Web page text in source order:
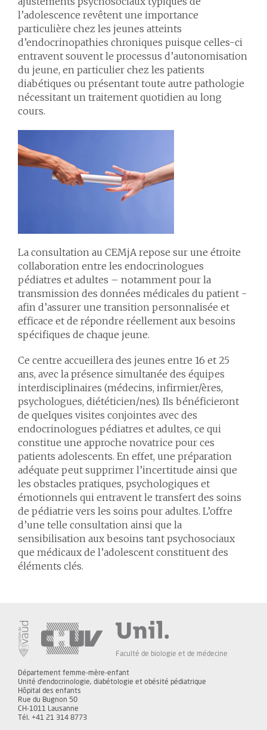
l’adolescence revêtent une importance
particulière chez les jeunes atteints
d’endocrinopathies chroniques puisque celles-ci
entravent souvent le processus d’autonomisation
du jeune, en particulier chez les patients
diabétiques ou présentant toute autre pathologie
nécessitant un traitement quotidien au long
cours.
La consultation au CEMjA repose sur une étroite
collaboration entre les endocrinologues
pédiatres et adultes – notamment pour la
transmission des données médicales du patient -
afin d’assurer une transition personnalisée et
efficace et de répondre réellement aux besoins
spécifiques de chaque jeune.
Ce centre accueillera des jeunes entre 16 et 25
ans, avec la présence simultanée des équipes
interdisciplinaires (médecins, infirmier/ères,
psychologues, diététicien/nes). Ils bénéficieront
de quelques visites conjointes avec des
endocrinologues pédiatres et adultes, ce qui
constitue une approche novatrice pour ces
patients adolescents. En effet, une préparation
adéquate peut supprimer l’incertitude ainsi que
les obstacles pratiques, psychologiques et
émotionnels qui entravent le transfert des soins
de pédiatrie vers les soins pour adultes. L’offre
d’une telle consultation ainsi que la
sensibilisation aux besoins tant psychosociaux
que médicaux de l’adolescent constituent des
éléments clés.
Faculté de biologie et de médecine
Département femme-mère-enfant
Unité d’endocrinologie, diabétologie et obésité pédiatrique
Hôpital des enfants
Rue du Bugnon 50
CH-1011 Lausanne
Tél. +41 21 314 8773